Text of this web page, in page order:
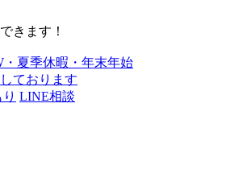
きます！
夏季休暇・年末年始
ております
LINE相談